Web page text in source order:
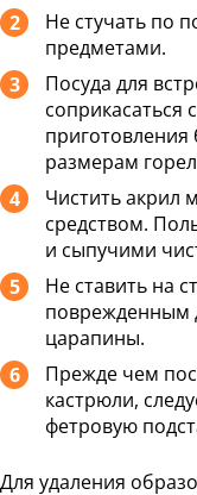
Не стучать по
предметами.
Посуда для
соприкасаться
приготовления
размерам
Чистить
средством.
и сыпучими
Не ставить на
поврежденным
царапины.
Прежде чем
кастрюли,
фетровую
Для удаления